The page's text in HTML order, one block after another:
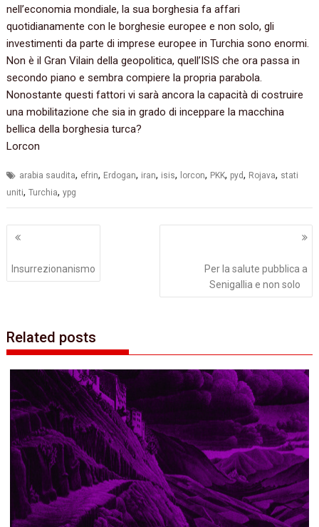
nell’economia mondiale, la sua borghesia fa affari
quotidianamente con le borghesie europee e non solo, gli
investimenti da parte di imprese europee in Turchia sono enormi.
Non è il Gran Vilain della geopolitica, quell’ISIS che ora passa in
secondo piano e sembra compiere la propria parabola.
Nonostante questi fattori vi sarà ancora la capacità di costruire
una mobilitazione che sia in grado di inceppare la macchina
bellica della borghesia turca?
Lorcon
arabia saudita, efrin, Erdogan, iran, isis, lorcon, PKK, pyd, Rojava, stati
uniti,Turchia,ypg
Navigazione
Insurrezionanismo
Per la salute pubblica a
Senigallia e non solo
Related posts